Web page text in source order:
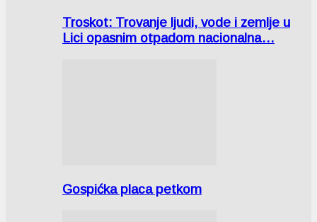
Troskot: Trovanje ljudi, vode i zemlje u
Lici opasnim otpadom nacionalna…
Gospićka placa petkom